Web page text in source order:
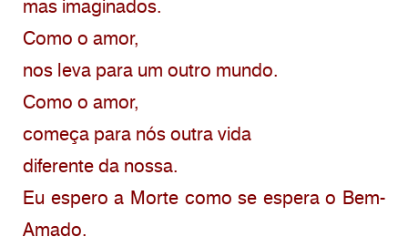
mas imaginados.
Como o amor,
nos leva para um outro mundo.
Como o amor,
começa para nós outra vida
diferente da nossa.
Eu espero a Morte como se espera o Bem-
Amado.